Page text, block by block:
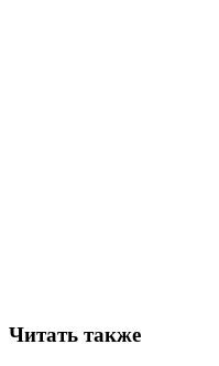
Читать также